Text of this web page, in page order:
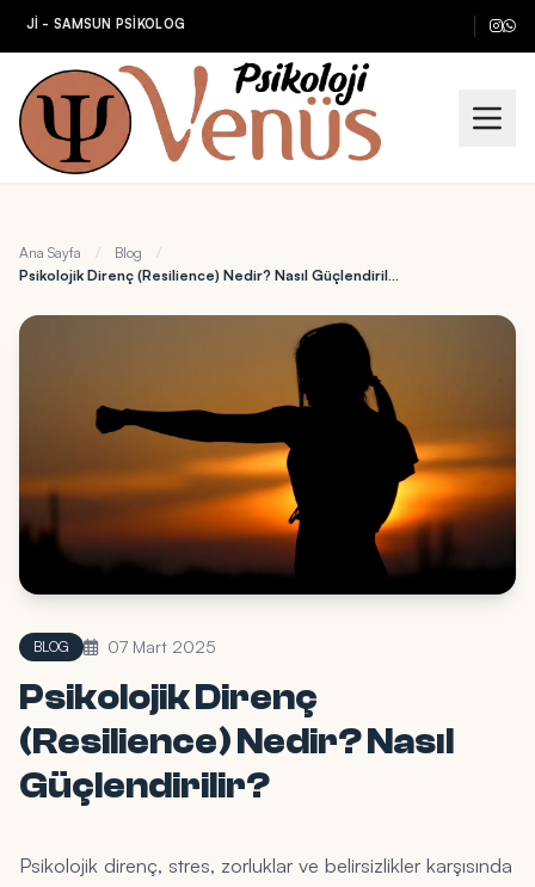
- SAMSUN PSİKOLOG
Ana Sayfa / Blog
/
Psikolojik Direnç (Resilience) Nedir? Nasıl Güçlendirilir?
BLOG 07 Mart 2025
Psikolojik Direnç
(Resilience) Nedir? Nasıl
Güçlendirilir?
Psikolojik direnç, stres, zorluklar ve belirsizlikler karşısında